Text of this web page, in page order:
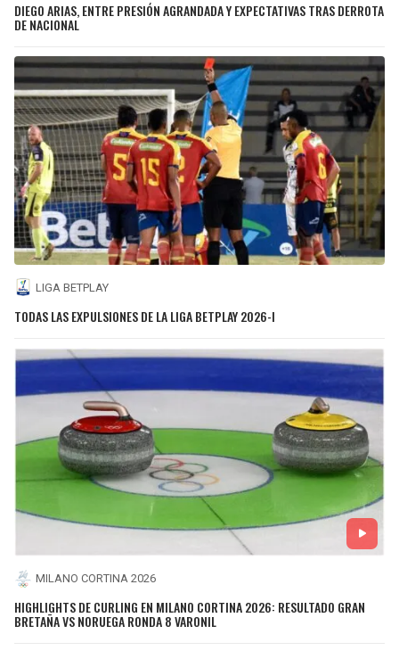
DIEGO ARIAS, ENTRE PRESIÓN AGRANDADA Y EXPECTATIVAS TRAS DERROTA
DE NACIONAL
LIGA BETPLAY
TODAS LAS EXPULSIONES DE LA LIGA BETPLAY 2026-I
MILANO CORTINA 2026
HIGHLIGHTS DE CURLING EN MILANO CORTINA 2026: RESULTADO GRAN
BRETAÑA VS NORUEGA RONDA 8 VARONIL